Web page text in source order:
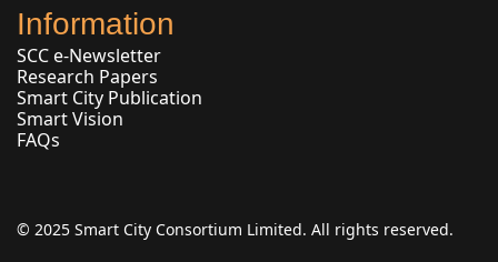
Information
SCC e-Newsletter
Research Papers
Smart City Publication
Smart Vision
FAQs
© 2025 Smart City Consortium Limited. All rights reserved.